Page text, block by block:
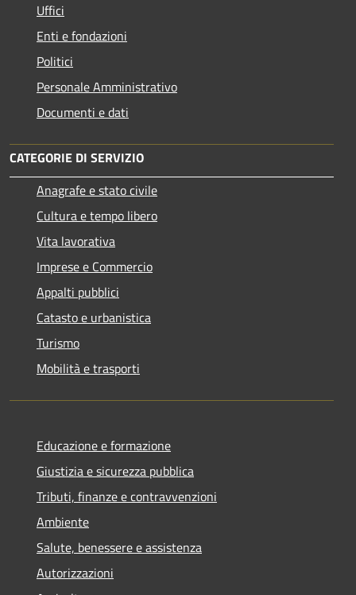
Uffici
Enti e fondazioni
Politici
Personale Amministrativo
Documenti e dati
CATEGORIE DI SERVIZIO
Anagrafe e stato civile
Cultura e tempo libero
Vita lavorativa
Imprese e Commercio
Appalti pubblici
Catasto e urbanistica
Turismo
Mobilità e trasporti
Educazione e formazione
Giustizia e sicurezza pubblica
Tributi, finanze e contravvenzioni
Ambiente
Salute, benessere e assistenza
Autorizzazioni